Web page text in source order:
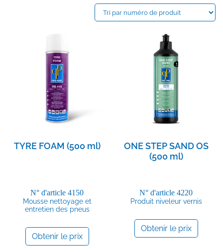
TYRE FOAM (500 ml)
N° d'article 4150
Mousse nettoyage et
entretien des pneus
Obtenir le prix
ONE STEP SAND OS
(500 ml)
N° d'article 4220
Produit niveleur vernis
Obtenir le prix